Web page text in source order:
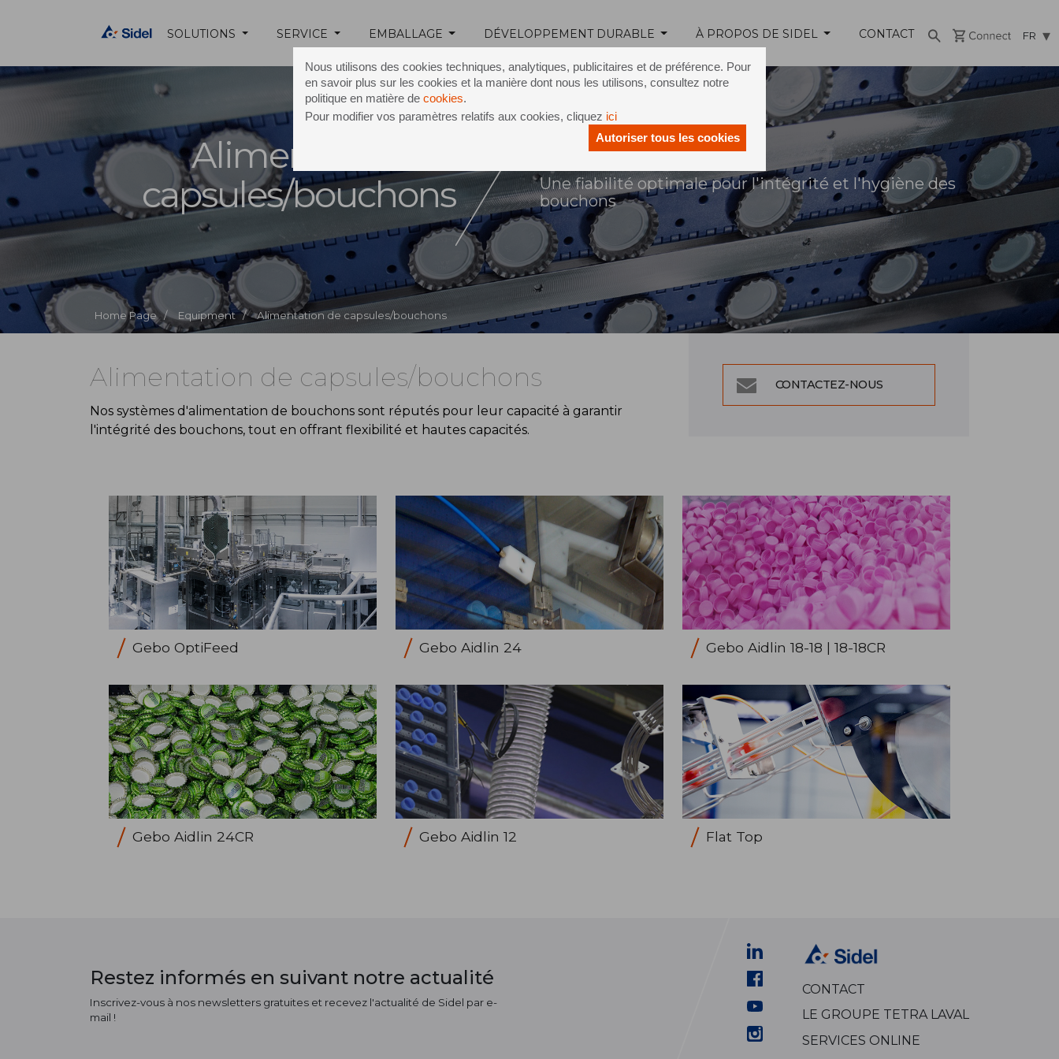
Nous utilisons des cookies techniques, analytiques, publicitaires et de préférence. Pour
en savoir plus sur les cookies et la manière dont nous les utilisons, consultez notre
politique en matière de cookies.
Pour modifier vos paramètres relatifs aux cookies, cliquez ici
Autoriser tous les cookies
SOLUTIONS SERVICE EMBALLAGE DÉVELOPPEMENT DURABLE À PROPOS DE SIDEL CONTACT FR
Home Page / Equipment / Alimentation de capsules/bouchons
Alimentation de
capsules/bouchons
Une fiabilité optimale pour l'intégrité et l'hygiène des
bouchons
Alimentation de capsules/bouchons
Nos systèmes d'alimentation de bouchons sont réputés pour leur capacité à garantir
l'intégrité des bouchons, tout en offrant flexibilité et hautes capacités.
CONTACTEZ-NOUS
Gebo OptiFeed Gebo Aidlin 24 Gebo Aidlin 18-18 | 18-18CR
Gebo Aidlin 24CR Gebo Aidlin 12 Flat Top
Restez informés en suivant notre actualité
Inscrivez-vous à nos newsletters gratuites et recevez l'actualité de Sidel par e-
mail !
CONTACT
LE GROUPE TETRA LAVAL
SERVICES ONLINE